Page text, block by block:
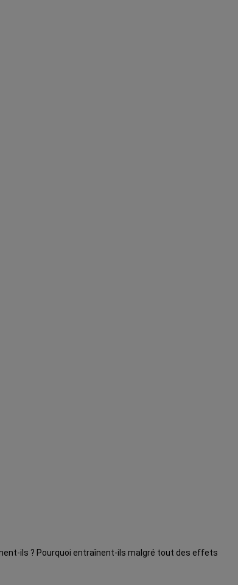
ils ? Pourquoi entraînent-ils malgré tout des effets